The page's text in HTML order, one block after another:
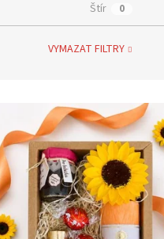
Štír 0
VYMAZAT FILTRY